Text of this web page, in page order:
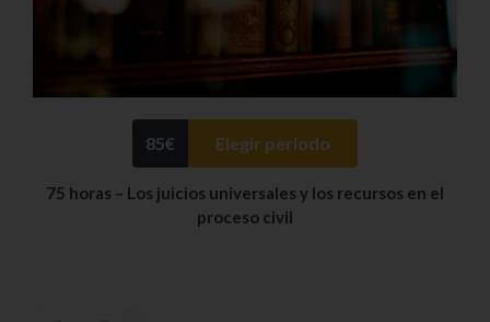
85€ Elegir periodo
75 horas – Los juicios universales y los recursos en el
proceso civil